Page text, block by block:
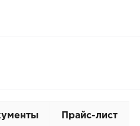
Прайс-лист